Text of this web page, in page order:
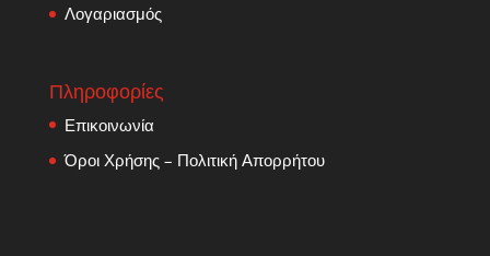
Λογαριασμός
Πληροφορίες
Επικοινωνία
Όροι Χρήσης – Πολιτική Απορρήτου